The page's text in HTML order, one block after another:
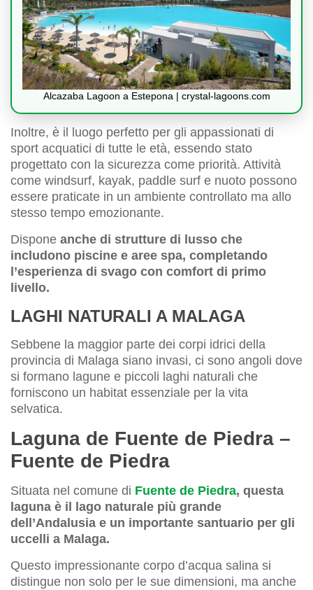
Alcazaba Lagoon a Estepona | crystal-lagoons.com
Inoltre, è il luogo perfetto per gli appassionati di
sport acquatici di tutte le età, essendo stato
progettato con la sicurezza come priorità. Attività
come windsurf, kayak, paddle surf e nuoto possono
essere praticate in un ambiente controllato ma allo
stesso tempo emozionante.
Dispone anche di strutture di lusso che
includono piscine e aree spa, completando
l’esperienza di svago con comfort di primo
livello.
LAGHI NATURALI A MALAGA
Sebbene la maggior parte dei corpi idrici della
provincia di Malaga siano invasi, ci sono angoli dove
si formano lagune e piccoli laghi naturali che
forniscono un habitat essenziale per la vita
selvatica.
Laguna de Fuente de Piedra –
Fuente de Piedra
Situata nel comune di Fuente de Piedra, questa
laguna è il lago naturale più grande
dell’Andalusia e un importante santuario per gli
uccelli a Malaga.
Questo impressionante corpo d’acqua salina si
distingue non solo per le sue dimensioni, ma anche